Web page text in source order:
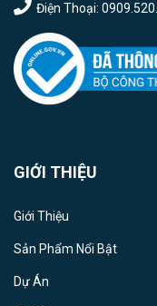
Điện Thoại:
GIỚI THIỆU
Giới Thiệu
Sản Phẩm Nổi Bật
Dự Án